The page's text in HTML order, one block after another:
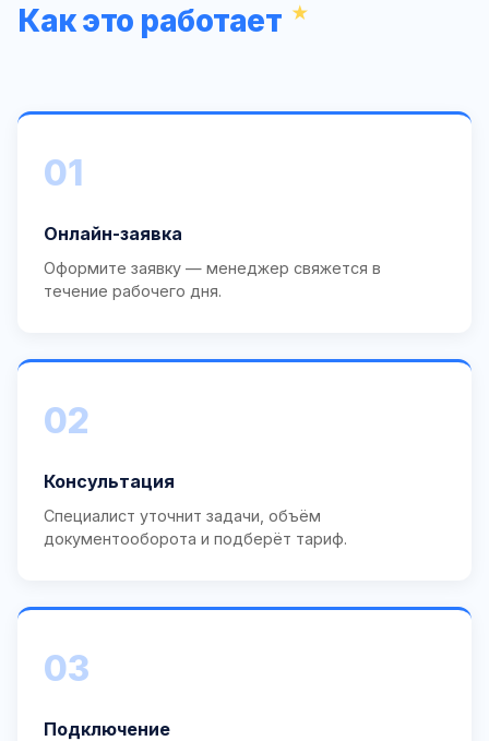
Как это работает
01
Онлайн-заявка
Оформите заявку — менеджер свяжется в
течение рабочего дня.
02
Консультация
Специалист уточнит задачи, объём
документооборота и подберёт тариф.
03
Подключение